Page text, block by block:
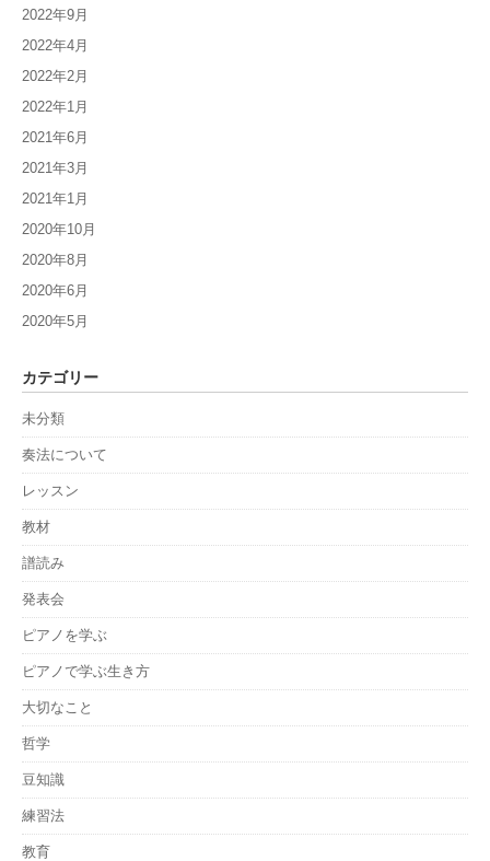
2022年9月
2022年4月
2022年2月
2022年1月
2021年6月
2021年3月
2021年1月
2020年10月
2020年8月
2020年6月
2020年5月
カテゴリー
未分類
奏法について
レッスン
教材
譜読み
発表会
ピアノを学ぶ
ピアノで学ぶ生き方
大切なこと
哲学
豆知識
練習法
教育